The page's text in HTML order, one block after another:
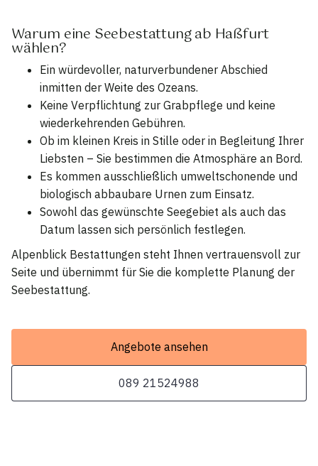
Warum eine Seebestattung ab Haßfurt
wählen?
Ein würdevoller, naturverbundener Abschied
inmitten der Weite des Ozeans.
Keine Verpflichtung zur Grabpflege und keine
wiederkehrenden Gebühren.
Ob im kleinen Kreis in Stille oder in Begleitung Ihrer
Liebsten – Sie bestimmen die Atmosphäre an Bord.
Es kommen ausschließlich umweltschonende und
biologisch abbaubare Urnen zum Einsatz.
Sowohl das gewünschte Seegebiet als auch das
Datum lassen sich persönlich festlegen.
Alpenblick Bestattungen steht Ihnen vertrauensvoll zur
Seite und übernimmt für Sie die komplette Planung der
Seebestattung.
Angebote ansehen
089 21524988